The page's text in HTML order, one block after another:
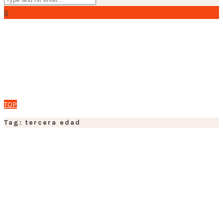
0
TOP
Tag: tercera edad